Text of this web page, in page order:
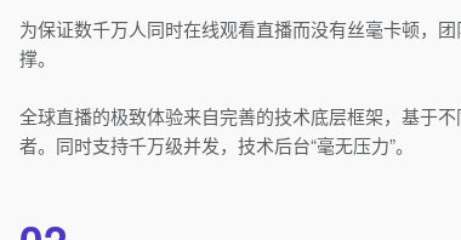
为保证数千万人同时在线观看直播而没有丝毫卡顿，
撑。
全球直播的极致体验来自完善的技术底层框架，基于
者。同时支持千万级并发，技术后台“毫无压力”。